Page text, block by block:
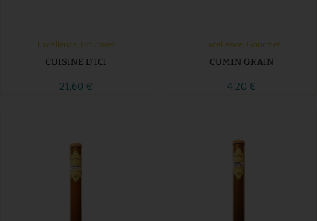
Excellence, Gourmet
CUISINE D’ICI
21,60 €
Excellence, Gourmet
CUMIN GRAIN
4,20 €